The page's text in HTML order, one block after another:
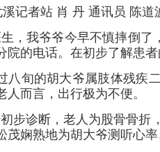
者站 肖 丹 通讯员 陈道
我爷爷今早不慎摔倒了，
院的电话。在初步了解患
旬的胡大爷属肢体残疾二
人而言，出行极为不便。
诊断，老人为股骨骨折，
茂娴熟地为胡大爷测听心